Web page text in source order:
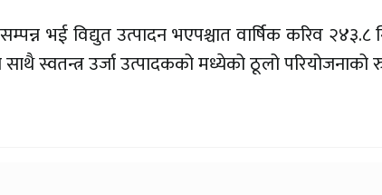
भई विद्युत उत्पादन भएपश्चात वार्षिक करिव २४३.८
स्वतन्त्र उर्जा उत्पादकको मध्येको ठूलो परियोजनाको